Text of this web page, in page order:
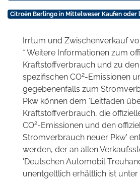
Citroën Berlingo in Mittelweser Kaufen oder
Irrtum und Zwischenverkauf
* Weitere Informationen zum
Kraftstoffverbrauch und zu
spezifischen CO2-Emissionen
gegebenenfalls zum
Pkw können dem 'Leitfaden
Kraftstoffverbrauch, die
CO2-Emissionen und den
Stromverbrauch neuer Pkw'
werden, der an allen
'Deutschen Automobil
unentgeltlich erhältlich ist unter